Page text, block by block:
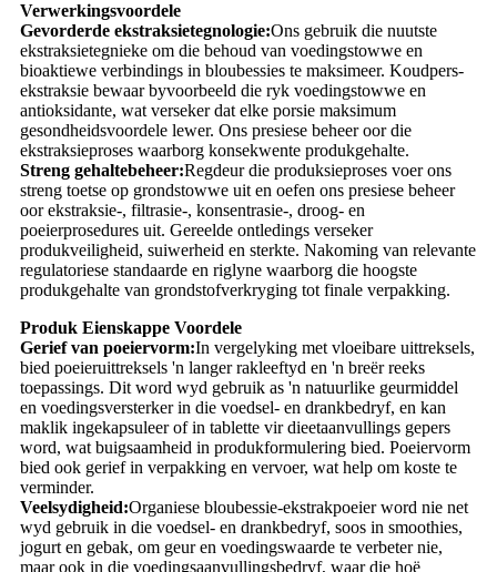
Verwerkingsvoordele
Gevorderde ekstraksietegnologie:Ons gebruik die nuutste
ekstraksietegnieke om die behoud van voedingstowwe en
bioaktiewe verbindings in bloubessies te maksimeer. Koudpers-
ekstraksie bewaar byvoorbeeld die ryk voedingstowwe en
antioksidante, wat verseker dat elke porsie maksimum
gesondheidsvoordele lewer. Ons presiese beheer oor die
ekstraksieproses waarborg konsekwente produkgehalte.
Streng gehaltebeheer:Regdeur die produksieproses voer ons
streng toetse op grondstowwe uit en oefen ons presiese beheer
oor ekstraksie-, filtrasie-, konsentrasie-, droog- en
poeierprosedures uit. Gereelde ontledings verseker
produkveiligheid, suiwerheid en sterkte. Nakoming van relevante
regulatoriese standaarde en riglyne waarborg die hoogste
produkgehalte van grondstofverkryging tot finale verpakking.
Produk Eienskappe Voordele
Gerief van poeiervorm:In vergelyking met vloeibare uittreksels,
bied poeieruittreksels 'n langer rakleeftyd en 'n breër reeks
toepassings. Dit word wyd gebruik as 'n natuurlike geurmiddel
en voedingsversterker in die voedsel- en drankbedryf, en kan
maklik ingekapsuleer of in tablette vir dieetaanvullings gepers
word, wat buigsaamheid in produkformulering bied. Poeiervorm
bied ook gerief in verpakking en vervoer, wat help om koste te
verminder.
Veelsydigheid:Organiese bloubessie-ekstrakpoeier word nie net
wyd gebruik in die voedsel- en drankbedryf, soos in smoothies,
jogurt en gebak, om geur en voedingswaarde te verbeter nie,
maar ook in die voedingsaanvullingsbedryf, waar die hoë